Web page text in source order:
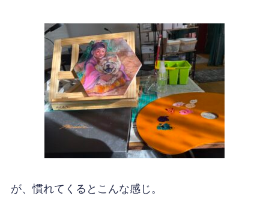
が、慣れてくるとこんな感じ。